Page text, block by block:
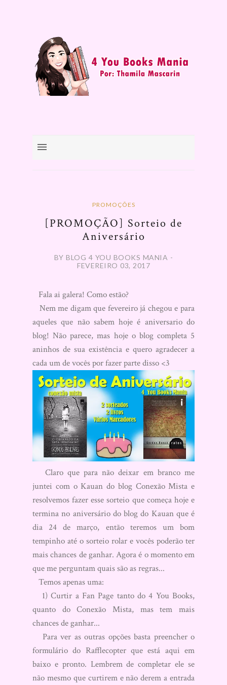
PROMOÇÕES
[PROMOÇÃO] Sorteio de
Aniversário
BY BLOG 4 YOU BOOKS MANIA -
FEVEREIRO 03, 2017
Fala ai galera! Como estão?
Nem me digam que fevereiro já chegou e para
aqueles que não sabem hoje é aniversario do
blog! Não parece, mas hoje o blog completa 5
aninhos de sua existência e quero agradecer a
cada um de vocês por fazer parte disso <3
Claro que para não deixar em branco me
juntei com o Kauan do blog Conexão Mista e
resolvemos fazer esse sorteio que começa hoje e
termina no aniversário do blog do Kauan que é
dia 24 de março, então teremos um bom
tempinho até o sorteio rolar e vocês poderão ter
mais chances de ganhar. Agora é o momento em
que me perguntam quais são as regras...
Temos apenas uma:
1) Curtir a Fan Page tanto do 4 You Books,
quanto do Conexão Mista, mas tem mais
chances de ganhar...
Para ver as outras opções basta preencher o
formulário do Rafflecopter que está aqui em
baixo e pronto. Lembrem de completar ele se
não mesmo que curtirem e não derem a entrada